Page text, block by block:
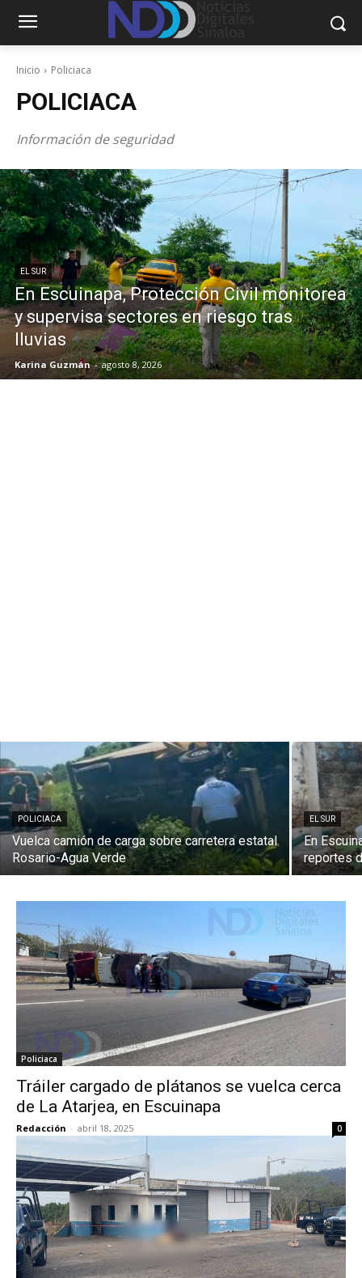
Inicio Policiaca
POLICIACA
Información de seguridad
EL SUR
En Escuinapa, Protección Civil monitorea
y supervisa sectores en riesgo tras
lluvias
Karina Guzmán - agosto 8, 2026
POLICIACA
Vuelca camión de carga sobre carretera estatal
Rosario-Agua Verde
EL SUR
En
reportes
Policiaca
Tráiler cargado de plátanos se vuelca cerca
de La Atarjea, en Escuinapa
Redacción - abril 18, 2025 0